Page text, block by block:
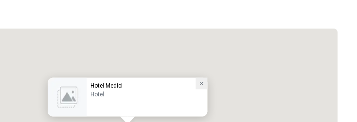
Hotel Medici
Hotel